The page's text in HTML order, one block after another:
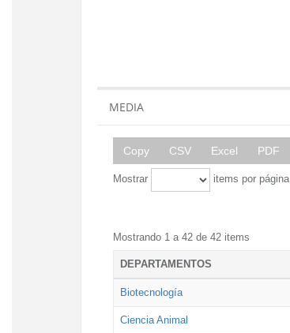
MEDIA
Copy CSV Excel PDF
Mostrar items por página
Mostrando 1 a 42 de 42 items
DEPARTAMENTOS
Biotecnología
Ciencia Animal